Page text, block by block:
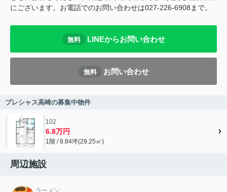
にございます。お電話でのお問い合わせは027-226-6908まで。
無料 LINEからお問い合わせ
無料 お問い合わせ
プレシャス高崎の募集中物件
102
6.8万円
1階 / 8.84坪(29.25㎡)
周辺施設